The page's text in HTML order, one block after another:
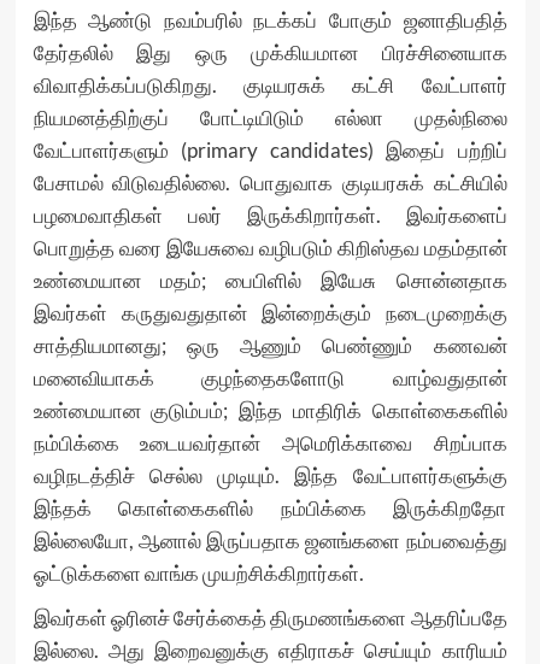
இந்த ஆண்டு நவம்பரில் நடக்கப் போகும் ஜனாதிபதித்
தேர்தலில் இது ஒரு முக்கியமான பிரச்சினையாக
விவாதிக்கப்படுகிறது. குடியரசுக் கட்சி வேட்பாளர்
நியமனத்திற்குப் போட்டியிடும் எல்லா முதல்நிலை
வேட்பாளர்களும் (primary candidates) இதைப் பற்றிப்
பேசாமல் விடுவதில்லை. பொதுவாக குடியரசுக் கட்சியில்
பழமைவாதிகள் பலர் இருக்கிறார்கள். இவர்களைப்
பொறுத்த வரை இயேசுவை வழிபடும் கிறிஸ்தவ மதம்தான்
உண்மையான மதம்; பைபிளில் இயேசு சொன்னதாக
இவர்கள் கருதுவதுதான் இன்றைக்கும் நடைமுறைக்கு
சாத்தியமானது; ஒரு ஆணும் பெண்ணும் கணவன்
மனைவியாகக் குழந்தைகளோடு வாழ்வதுதான்
உண்மையான குடும்பம்; இந்த மாதிரிக் கொள்கைகளில்
நம்பிக்கை உடையவர்தான் அமெரிக்காவை சிறப்பாக
வழிநடத்திச் செல்ல முடியும். இந்த வேட்பாளர்களுக்கு
இந்தக் கொள்கைகளில் நம்பிக்கை இருக்கிறதோ
இல்லையோ, ஆனால் இருப்பதாக ஜனங்களை நம்பவைத்து
ஓட்டுக்களை வாங்க முயற்சிக்கிறார்கள்.
இவர்கள் ஓரினச் சேர்க்கைத் திருமணங்களை ஆதரிப்பதே
இல்லை. அது இறைவனுக்கு எதிராகச் செய்யும் காரியம்